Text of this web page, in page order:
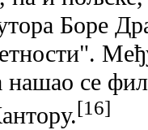
Боре
нашао се
[16]